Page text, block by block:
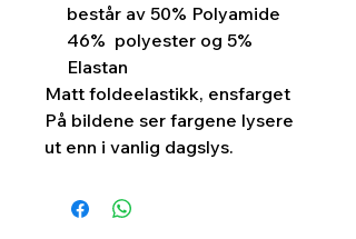
består av 50% Polyamide
46% polyester og 5%
Elastan
Matt foldeelastikk, ensfarget
På bildene ser fargene lysere
ut enn i vanlig dagslys.